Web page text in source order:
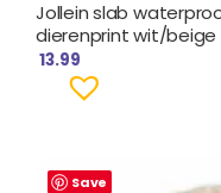
Jollein slab
dierenprint wit/beige
13.99
Save